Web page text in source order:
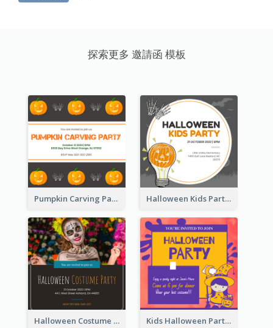
探索更多 邀請函 模板
Pumpkin Carving Party Invitation Halloween Kids Party Invitation
Halloween Costume Party Invitation Kids Halloween Party Invitation